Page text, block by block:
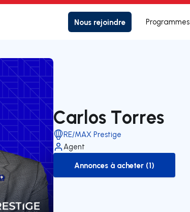
Nous rejoindre Programmes
Carlos Torres
RE/MAX Prestige
Agent
to-buy-listing
Annonces à acheter (1)